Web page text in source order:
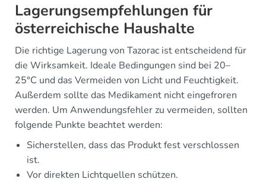
Lagerungsempfehlungen für
österreichische Haushalte
Die richtige Lagerung von Tazorac ist entscheidend für
die Wirksamkeit. Ideale Bedingungen sind bei 20–
25°C und das Vermeiden von Licht und Feuchtigkeit.
Außerdem sollte das Medikament nicht eingefroren
werden. Um Anwendungsfehler zu vermeiden, sollten
folgende Punkte beachtet werden:
Sicherstellen, dass das Produkt fest verschlossen
ist.
Vor direkten Lichtquellen schützen.